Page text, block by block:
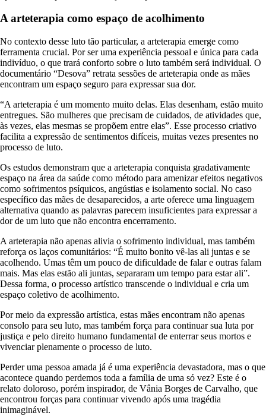
A arteterapia como espaço de acolhimento
No contexto desse luto tão particular, a arteterapia emerge como
ferramenta crucial. Por ser uma experiência pessoal e única para cada
indivíduo, o que trará conforto sobre o luto também será individual. O
documentário “Desova” retrata sessões de arteterapia onde as mães
encontram um espaço seguro para expressar sua dor.
“A arteterapia é um momento muito delas. Elas desenham, estão muito
entregues. São mulheres que precisam de cuidados, de atividades que,
às vezes, elas mesmas se propõem entre elas”. Esse processo criativo
facilita a expressão de sentimentos difíceis, muitas vezes presentes no
processo de luto.
Os estudos demonstram que a arteterapia conquista gradativamente
espaço na área da saúde como método para amenizar efeitos negativos
como sofrimentos psíquicos, angústias e isolamento social. No caso
específico das mães de desaparecidos, a arte oferece uma linguagem
alternativa quando as palavras parecem insuficientes para expressar a
dor de um luto que não encontra encerramento.
A arteterapia não apenas alivia o sofrimento individual, mas também
reforça os laços comunitários: “É muito bonito vê-las ali juntas e se
acolhendo. Umas têm um pouco de dificuldade de falar e outras falam
mais. Mas elas estão ali juntas, separaram um tempo para estar ali”.
Dessa forma, o processo artístico transcende o individual e cria um
espaço coletivo de acolhimento.
Por meio da expressão artística, estas mães encontram não apenas
consolo para seu luto, mas também força para continuar sua luta por
justiça e pelo direito humano fundamental de enterrar seus mortos e
vivenciar plenamente o processo de luto.
Perder uma pessoa amada já é uma experiência devastadora, mas o que
acontece quando perdemos toda a família de uma só vez? Este é o
relato doloroso, porém inspirador, de Vânia Borges de Carvalho, que
encontrou forças para continuar vivendo após uma tragédia
inimaginável.